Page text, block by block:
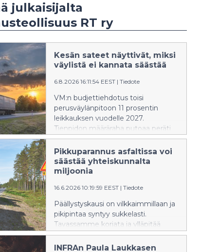
julkaisijalta
RT ry
Kesän sateet näyttivät, miksi
väylistä ei kannata säästää
6.8.2026 16:11:54 EEST | Tiedote
VM:n budjettiehdotus toisi
perusväylänpitoon 11 prosentin
leikkauksen vuodelle 2027.
Tienpidon määräraha putoaa peräti
26 prosenttia, vaikka kesän
rankkasateet osoittivat, että
väyläverkon kunnossapidon ja
varautumisen tarve kasvaa. INFRA
kutistumiskierre uhkaa jatkua 2030-
luvulle, ellei rahoituksen suuntaa
muuteta. Ratkaisuksi tarvitaan myös
vahvempia TKI-panostuksia.
Pikkuparannus asfaltissa voi
säästää yhteiskunnalta
miljoonia
16.6.2026 10:19:59 EEST | Tiedote
Päällystyskausi on vilkkaimmillaan ja
pikipintaa syntyy sukkelasti.
Tavassamme korjata ja ylläpitää
väyläverkkoa on silti vielä
kehittämispotentiaalia. Jo 6
INFRAn Paula Laukkasen